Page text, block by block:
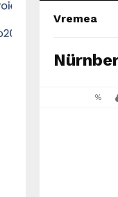
Vremea
%